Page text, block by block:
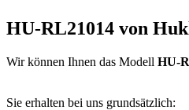
HU-RL21014 von
Wir können Ihnen das Modell HU-
Sie erhalten bei uns grundsätzlich: